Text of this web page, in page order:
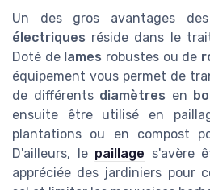
Un des gros avantages
électriques réside dans le
Doté de lames robustes ou de
équipement vous permet de
de différents diamètres en
ensuite être utilisé en
plantations ou en compost
D'ailleurs, le paillage s'avère
appréciée des jardiniers pour